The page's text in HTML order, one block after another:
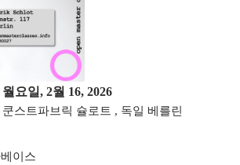
월요일, 2월 16, 2026
쿤스트파브릭 슐로트 , 독일 베를린
이스